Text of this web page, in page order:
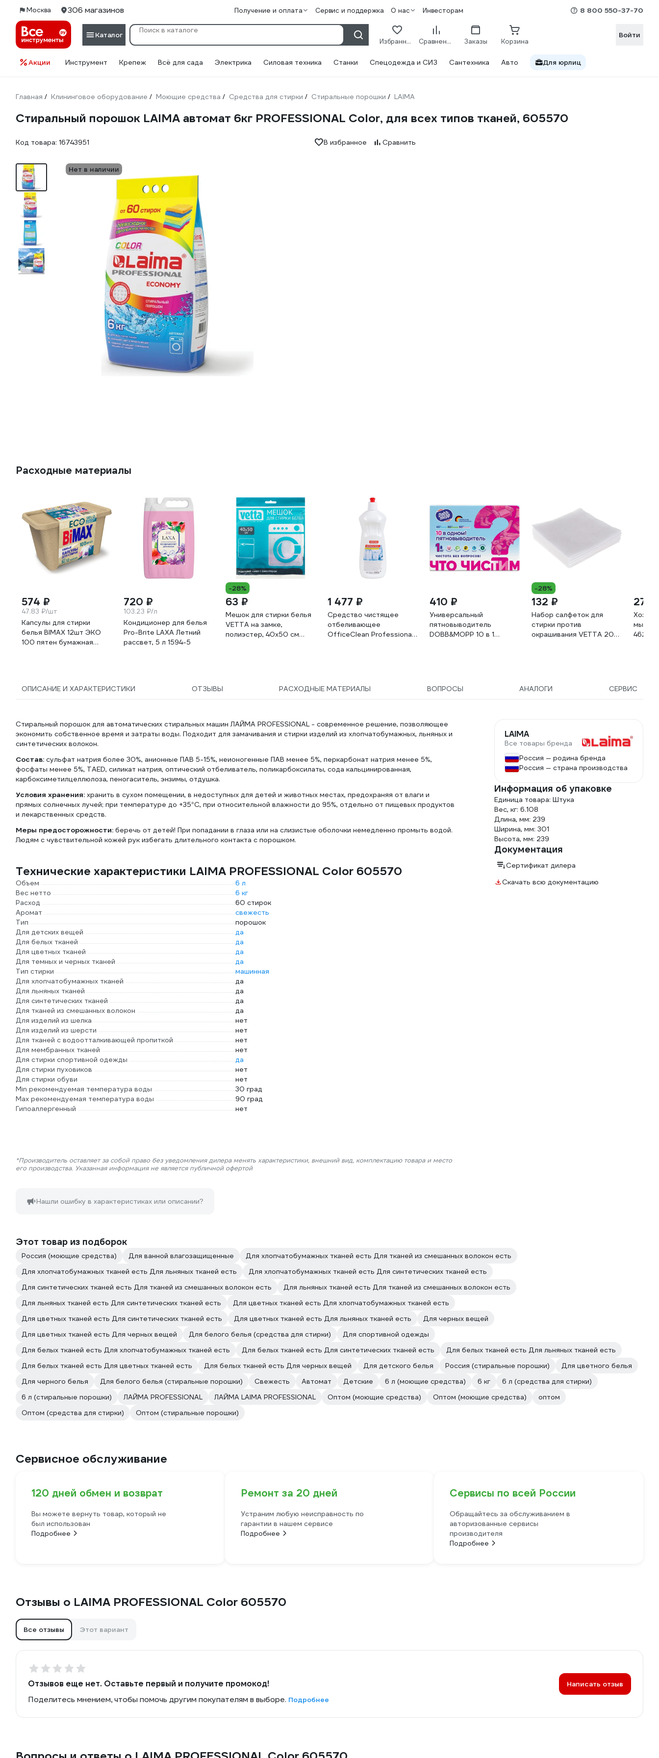
Москва 306 магазинов Получение и оплата Сервис и поддержка О нас Инвесторам 8 800 550-37-70
Каталог
Избранное Сравнение Заказы Корзина
Войти
Акции Инструмент Крепеж Всё для сада Электрика Силовая техника Станки Спецодежда и СИЗ Сантехника Авто Для юрлиц
Главная / Клининговое оборудование / Моющие средства / Средства для стирки / Стиральные порошки / LAIMA
Стиральный порошок LAIMA автомат 6кг PROFESSIONAL Color, для всех типов тканей, 605570
Код товара: 16743951 В избранное Сравнить
Нет в наличии
Расходные материалы
574 ₽
47.83 ₽/шт
Капсулы для стирки
белья BIMAX 12шт ЭКО
100 пятен бумажная
720 ₽
103.23 ₽/л
Кондиционер для белья
Pro-Brite LAXA Летний
рассвет, 5 л 1594-5
-28%
63 ₽
Мешок для стирки белья
VETTA на замке,
полиэстер, 40x50 см
1 477 ₽
Средство чистящее
отбеливающее
OfficeClean Professional
410 ₽
Универсальный
пятновыводитель
DOBB&MOPP 10 в 1
-28%
132 ₽
Набор салфеток для
стирки против
окрашивания VETTA 20
277
мыло
ОПИСАНИЕ И ХАРАКТЕРИСТИКИ ОТЗЫВЫ РАСХОДНЫЕ МАТЕРИАЛЫ ВОПРОСЫ АНАЛОГИ СЕРВИС
Стиральный порошок для автоматических стиральных машин ЛАЙМА PROFESSIONAL - современное решение, позволяющее
экономить собственное время и затраты воды. Подходит для замачивания и стирки изделий из хлопчатобумажных, льняных и
синтетических волокон.
Состав: сульфат натрия более 30%, анионные ПАВ 5-15%, неионогенные ПАВ менее 5%, перкарбонат натрия менее 5%,
фосфаты менее 5%, TAED, силикат натрия, оптический отбеливатель, поликарбоксилаты, сода кальцинированная,
карбоксиметилцеллюлоза, пеногаситель, энзимы, отдушка.
Условия хранения: хранить в сухом помещении, в недоступных для детей и животных местах, предохраняя от влаги и
прямых солнечных лучей; при температуре до +35°С, при относительной влажности до 95%, отдельно от пищевых продуктов
и лекарственных средств.
Меры предосторожности: беречь от детей! При попадании в глаза или на слизистые оболочки немедленно промыть водой.
Людям с чувствительной кожей рук избегать длительного контакта с порошком.
Технические характеристики LAIMA PROFESSIONAL Color 605570
Объем
6 л
Вес нетто
6 кг
Расход
60 стирок
Аромат
свежесть
Тип
порошок
Для детских вещей
да
Для белых тканей
да
Для цветных тканей
да
Для темных и черных тканей
да
Тип стирки
машинная
Для хлопчатобумажных тканей
да
Для льняных тканей
да
Для синтетических тканей
да
Для тканей из смешанных волокон
да
Для изделий из шелка
нет
Для изделий из шерсти
нет
Для тканей с водоотталкивающей пропиткой
нет
Для мембранных тканей
нет
Для стирки спортивной одежды
да
Для стирки пуховиков
нет
Для стирки обуви
нет
Min рекомендуемая температура воды
30 град
Мах рекомендуемая температура воды
90 град
Гипоаллергенный
нет
*Производитель оставляет за собой право без уведомления дилера менять характеристики, внешний вид, комплектацию товара и место
его производства. Указанная информация не является публичной офертой
Нашли ошибку в характеристиках или описании?
LAIMA
Все товары бренда
Россия — родина бренда
Россия — страна производства
Информация об упаковке
Единица товара: Штука
Вес, кг: 6.108
Длина, мм: 239
Ширина, мм: 301
Высота, мм: 239
Документация
Сертификат дилера
Скачать всю документацию
Этот товар из подборок
Россия (моющие средства) Для ванной влагозащищенные
Для хлопчатобумажных тканей есть Для тканей из смешанных волокон есть
Для хлопчатобумажных тканей есть Для льняных тканей есть
Для хлопчатобумажных тканей есть Для синтетических тканей есть
Для синтетических тканей есть Для тканей из смешанных волокон есть
Для льняных тканей есть Для тканей из смешанных волокон есть
Для льняных тканей есть Для синтетических тканей есть
Для цветных тканей есть Для хлопчатобумажных тканей есть
Для цветных тканей есть Для синтетических тканей есть
Для цветных тканей есть Для льняных тканей есть
Для черных вещей
Для цветных тканей есть Для черных вещей
Для белого белья (средства для стирки)
Для спортивной одежды
Для белых тканей есть Для хлопчатобумажных тканей есть
Для белых тканей есть Для синтетических тканей есть
Для белых тканей есть Для льняных тканей есть
Для белых тканей есть Для цветных тканей есть
Для белых тканей есть Для черных вещей Для детского белья Россия (стиральные порошки)
Для цветного белья
Для черного белья
Для белого белья (стиральные порошки) Свежесть Автомат Детские 6 л (моющие средства) 6 кг
6 л (средства для стирки)
6 л (стиральные порошки)
ЛАЙМА PROFESSIONAL ЛАЙМА LAIMA PROFESSIONAL Оптом (моющие средства) Оптом (моющие средства)
оптом
Оптом (средства для стирки)
Оптом (стиральные порошки)
Сервисное обслуживание
120 дней обмен и возврат
Вы можете вернуть товар, который не
был использован
Подробнее
Ремонт за 20 дней
Устраним любую неисправность по
гарантии в нашем сервисе
Подробнее
Сервисы по всей России
Обращайтесь за обслуживанием в
авторизованные сервисы
производителя
Подробнее
Отзывы о LAIMA PROFESSIONAL Color 605570
Все отзывы Этот вариант
Отзывов еще нет. Оставьте первый и получите промокод!
Поделитесь мнением, чтобы помочь другим покупателям в выборе. Подробнее
Написать отзыв